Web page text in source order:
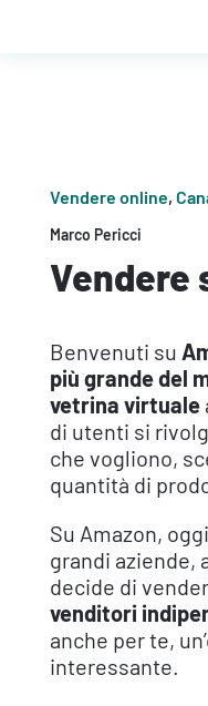
Vendere online,
Marco Pericci
Vendere
Benvenuti su
più grande del
vetrina virtuale
di utenti si
che vogliono,
quantità di
Su Amazon,
grandi aziende,
decide di
venditori
anche per te,
interessante.